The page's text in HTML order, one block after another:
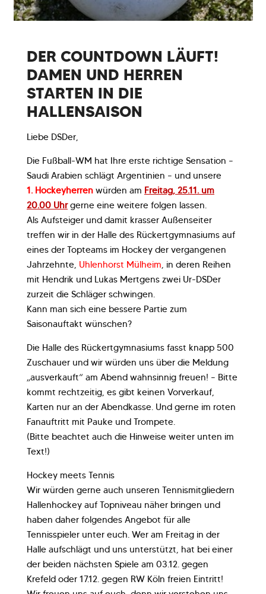
DER COUNTDOWN LÄUFT!
DAMEN UND HERREN
STARTEN IN DIE
HALLENSAISON
Liebe DSDer,
Die Fußball-WM hat Ihre erste richtige Sensation –
Saudi Arabien schlägt Argentinien – und unsere
1. Hockeyherren würden am Freitag, 25.11. um
20.00 Uhrgerne eine weitere folgen lassen.
Als Aufsteiger und damit krasser Außenseiter
treffen wir in der Halle des Rückertgymnasiums auf
eines der Topteams im Hockey der vergangenen
Jahrzehnte, Uhlenhorst Mülheim, in deren Reihen
mit Hendrik und Lukas Mertgens zwei Ur-DSDer
zurzeit die Schläger schwingen.
Kann man sich eine bessere Partie zum
Saisonauftakt wünschen?
Die Halle des Rückertgymnasiums fasst knapp 500
Zuschauer und wir würden uns über die Meldung
„ausverkauft“ am Abend wahnsinnig freuen! – Bitte
kommt rechtzeitig, es gibt keinen Vorverkauf,
Karten nur an der Abendkasse. Und gerne im roten
Fanauftritt mit Pauke und Trompete.
(Bitte beachtet auch die Hinweise weiter unten im
Text!)
Hockey meets Tennis
Wir würden gerne auch unseren Tennismitgliedern
Hallenhockey auf Topniveau näher bringen und
haben daher folgendes Angebot für alle
Tennisspieler unter euch. Wer am Freitag in der
Halle aufschlägt und uns unterstützt, hat bei einer
der beiden nächsten Spiele am 03.12. gegen
Krefeld oder 17.12. gegen RW Köln freien Eintritt!